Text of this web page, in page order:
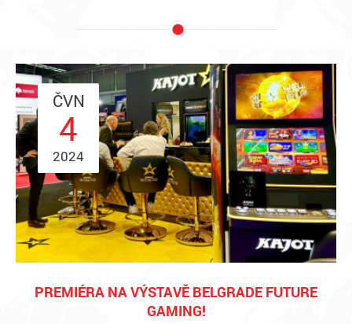
ČVN
4
2024
PREMIÉRA NA VÝSTAVĚ BELGRADE FUTURE
GAMING!